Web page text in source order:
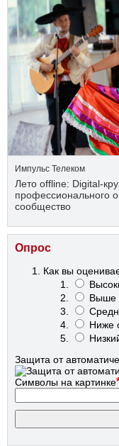
Импульс Телеком
Лето offline: Digital-
профессионального
сообщество
Опрос
Как вы
Выше
Ниже
Защита от
Символы на картинке